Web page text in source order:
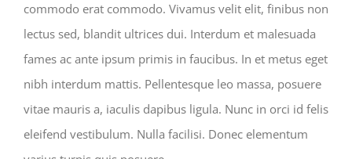
commodo erat commodo. Vivamus velit elit, finibus non
lectus sed, blandit ultrices dui. Interdum et malesuada
fames ac ante ipsum primis in faucibus. In et metus eget
nibh interdum mattis. Pellentesque leo massa, posuere
vitae mauris a, iaculis dapibus ligula. Nunc in orci id felis
eleifend vestibulum. Nulla facilisi. Donec elementum